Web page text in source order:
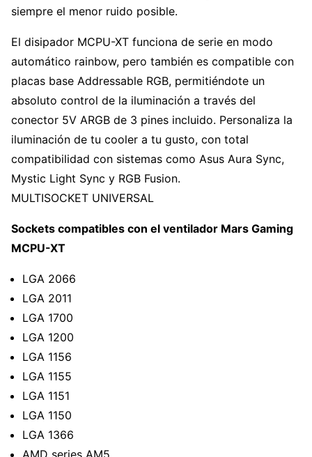
siempre el menor ruido posible.
El disipador MCPU-XT funciona de serie en modo
automático rainbow, pero también es compatible con
placas base Addressable RGB, permitiéndote un
absoluto control de la iluminación a través del
conector 5V ARGB de 3 pines incluido. Personaliza la
iluminación de tu cooler a tu gusto, con total
compatibilidad con sistemas como Asus Aura Sync,
Mystic Light Sync y RGB Fusion.
MULTISOCKET UNIVERSAL
Sockets compatibles con el ventilador Mars Gaming
MCPU-XT
LGA 2066
LGA 2011
LGA 1700
LGA 1200
LGA 1156
LGA 1155
LGA 1151
LGA 1150
LGA 1366